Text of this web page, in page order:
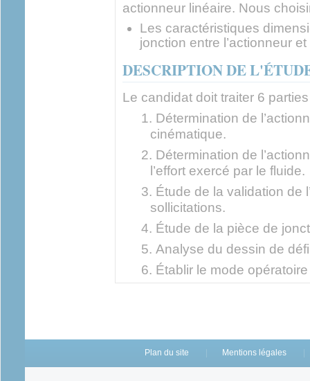
actionneur linéaire. Nous
Les caractéristiques
jonction entre l’actionneur
DESCRIPTION DE
Le candidat doit traiter 6
Détermination de
cinématique.
Détermination de
l’effort exercé par le fluide.
Étude de la validation de
sollicitations.
Étude de la pièce de
Analyse du dessin de
Établir le mode
Plan du site Mentions légales